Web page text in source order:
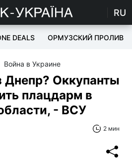
RU
DEALS ОРМУЗСКИЙ ПРОЛИВ
Война в Украине
Днепр? Оккупанты
плацдарм в
- ВСУ
2 мин